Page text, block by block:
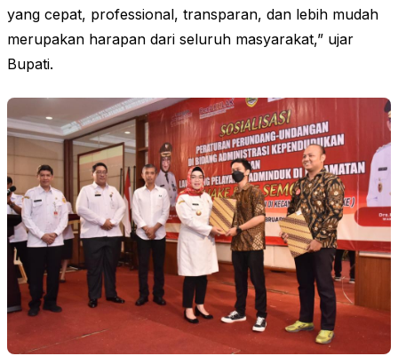
yang cepat, professional, transparan, dan lebih mudah
merupakan harapan dari seluruh masyarakat,” ujar
Bupati.